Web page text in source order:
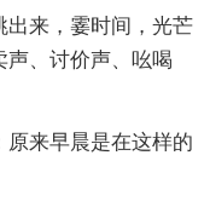
出来，霎时间，光芒
声、讨价声、吆喝
来早晨是在这样的